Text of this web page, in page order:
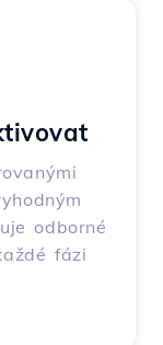
odborné
fázi